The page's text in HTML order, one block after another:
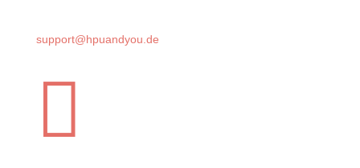
support@hpuandyou.de
